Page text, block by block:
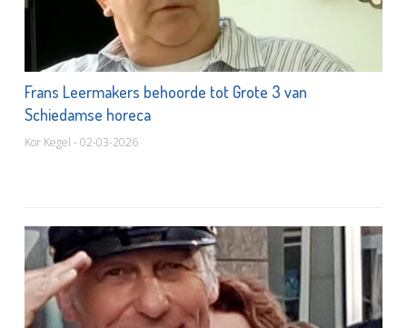
Frans Leermakers behoorde tot Grote 3 van
Schiedamse horeca
Kor Kegel - 02-03-2026